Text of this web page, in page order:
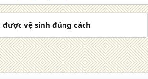
được vệ sinh đúng cách